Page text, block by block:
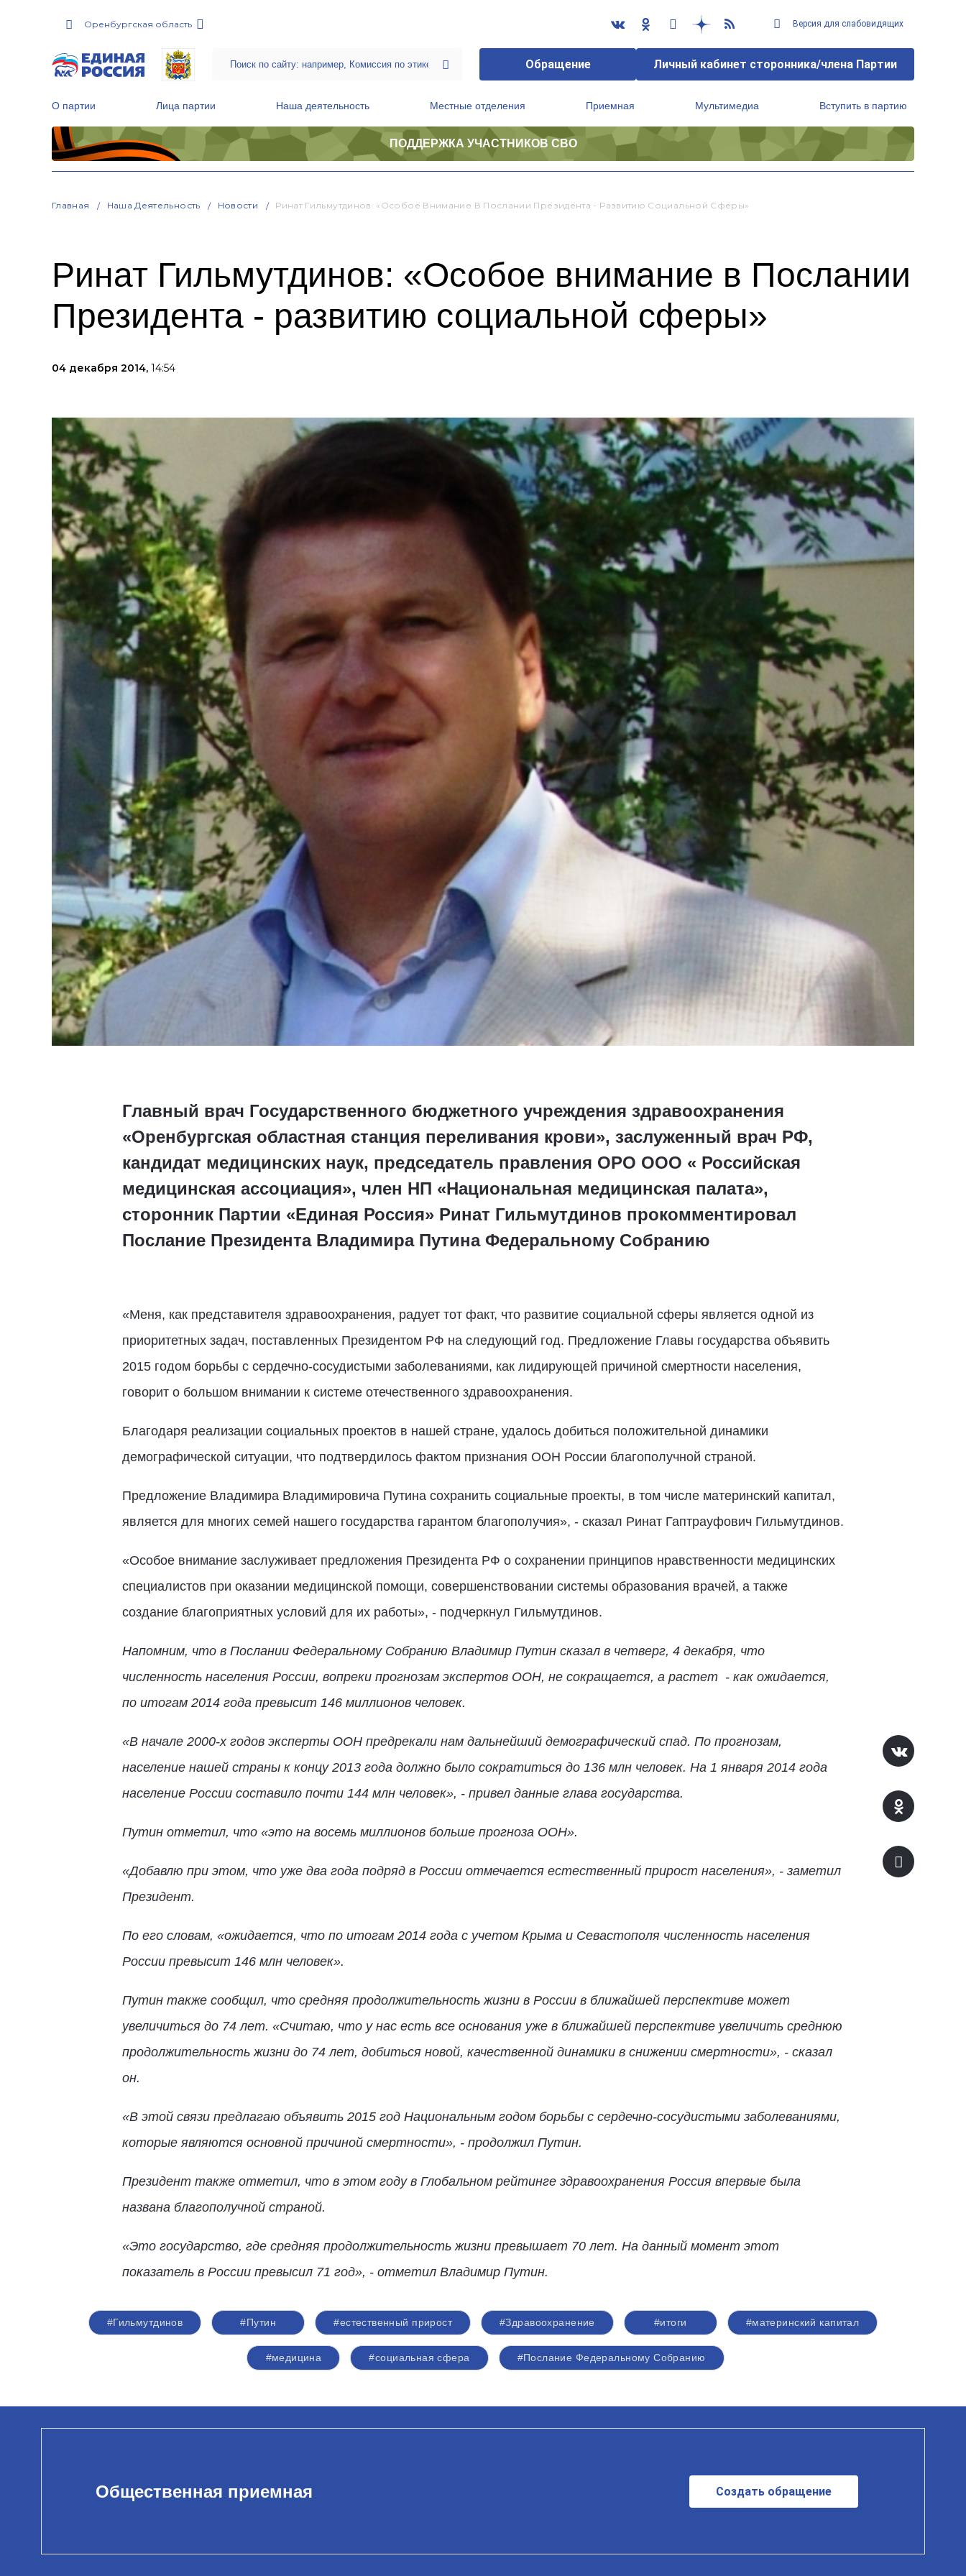
Оренбургская область Версия для слабовидящих
Обращение Личный кабинет сторонника/члена Партии
О партии Лица партии Наша деятельность Местные отделения Приемная Мультимедиа Вступить в партию
ПОДДЕРЖКА УЧАСТНИКОВ СВО
Главная Наша Деятельность Новости Ринат Гильмутдинов: «Особое Внимание В Послании Президента - Развитию Социальной Сферы»
Ринат Гильмутдинов: «Особое внимание в Послании
Президента - развитию социальной сферы»
04 декабря 2014, 14:54
Главный врач Государственного бюджетного учреждения здравоохранения
«Оренбургская областная станция переливания крови», заслуженный врач РФ,
кандидат медицинских наук, председатель правления ОРО ООО « Российская
медицинская ассоциация», член НП «Национальная медицинская палата»,
сторонник Партии «Единая Россия» Ринат Гильмутдинов прокомментировал
Послание Президента Владимира Путина Федеральному Собранию
«Меня, как представителя здравоохранения, радует тот факт, что развитие социальной сферы является одной из
приоритетных задач, поставленных Президентом РФ на следующий год. Предложение Главы государства объявить
2015 годом борьбы с сердечно-сосудистыми заболеваниями, как лидирующей причиной смертности населения,
говорит о большом внимании к системе отечественного здравоохранения.
Благодаря реализации социальных проектов в нашей стране, удалось добиться положительной динамики
демографической ситуации, что подтвердилось фактом признания ООН России благополучной страной.
Предложение Владимира Владимировича Путина сохранить социальные проекты, в том числе материнский капитал,
является для многих семей нашего государства гарантом благополучия», - сказал Ринат Гаптрауфович Гильмутдинов.
«Особое внимание заслуживает предложения Президента РФ о сохранении принципов нравственности медицинских
специалистов при оказании медицинской помощи, совершенствовании системы образования врачей, а также
создание благоприятных условий для их работы», - подчеркнул Гильмутдинов.
Напомним, что в Послании Федеральному Собранию Владимир Путин сказал в четверг, 4 декабря, что
численность населения России, вопреки прогнозам экспертов ООН, не сокращается, а растет - как ожидается,
по итогам 2014 года превысит 146 миллионов человек.
«В начале 2000-х годов эксперты ООН предрекали нам дальнейший демографический спад. По прогнозам,
население нашей страны к концу 2013 года должно было сократиться до 136 млн человек. На 1 января 2014 года
население России составило почти 144 млн человек», - привел данные глава государства.
Путин отметил, что «это на восемь миллионов больше прогноза ООН».
«Добавлю при этом, что уже два года подряд в России отмечается естественный прирост населения», - заметил
Президент.
По его словам, «ожидается, что по итогам 2014 года с учетом Крыма и Севастополя численность населения
России превысит 146 млн человек».
Путин также сообщил, что средняя продолжительность жизни в России в ближайшей перспективе может
увеличиться до 74 лет. «Считаю, что у нас есть все основания уже в ближайшей перспективе увеличить среднюю
продолжительность жизни до 74 лет, добиться новой, качественной динамики в снижении смертности», - сказал
он.
«В этой связи предлагаю объявить 2015 год Национальным годом борьбы с сердечно-сосудистыми заболеваниями,
которые являются основной причиной смертности», - продолжил Путин.
Президент также отметил, что в этом году в Глобальном рейтинге здравоохранения Россия впервые была
названа благополучной страной.
«Это государство, где средняя продолжительность жизни превышает 70 лет. На данный момент этот
показатель в России превысил 71 год», - отметил Владимир Путин.
#Гильмутдинов #Путин #естественный прирост #Здравоохранение #итоги #материнский капитал
#медицина #социальная сфера #Послание Федеральному Собранию
Общественная приемная Создать обращение